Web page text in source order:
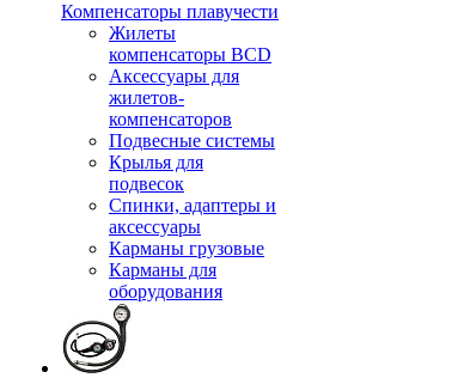
Компенсаторы плавучести
Жилеты
компенсаторы BCD
Аксессуары для
жилетов-
компенсаторов
Подвесные системы
Крылья для
подвесок
Спинки, адаптеры и
аксессуары
Карманы грузовые
Карманы для
оборудования